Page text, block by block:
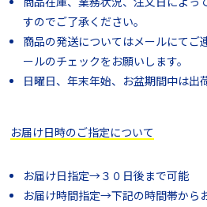
すのでご了承ください。
商品の発送についてはメールにてご
ールのチェックをお願いします。
日曜日、年末年始、お盆期間中は出
お届け日時のご指定について
お届け日指定→３０日後まで可能
お届け時間指定→下記の時間帯から